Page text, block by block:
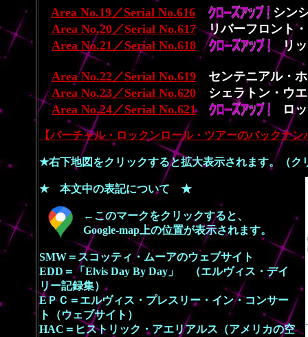
Area No.19／Serial No.616
シン
Area No.20／Serial No.617リバーフロント・
Area No.21／Serial No.618
リッ
Area No.22／Serial No.619 センテニアル・
Area No.23／Serial No.620 シェラトン・ウ
Area No.24／Serial No.621
ロ
【バーチャル・ロックンロール・ツアーのバックナン
★右下地図をクリックすると拡大表示されます。（ク
★ 本文中の表記について ★
←このマークをクリックすると、
Google-map上の位置が表示されます。
SMW＝スコッティ・ムーアのウェブサイト
EDD＝「Elvis Day By Day」 （エルヴィス・デイ
リー記録集）
EＰＣ＝エルヴィス・プレスリー・イン・コンサー
ト（ウェブサイト）
HAC＝ヒストリック・アエリアルス（アメリカの空